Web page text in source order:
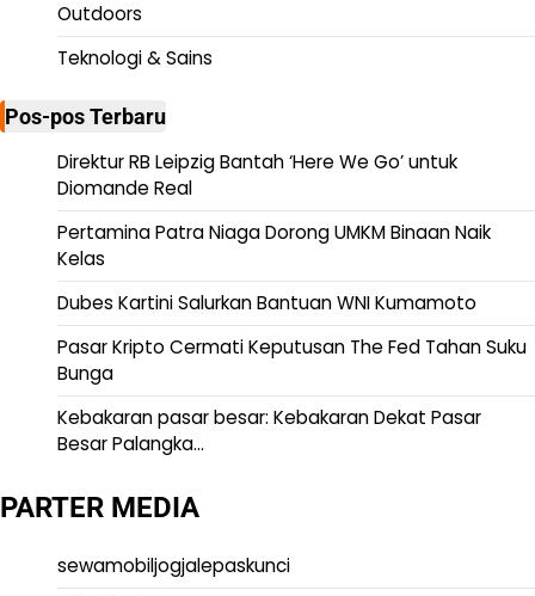
Outdoors
Teknologi & Sains
Pos-pos Terbaru
Direktur RB Leipzig Bantah ‘Here We Go’ untuk
Diomande Real
Pertamina Patra Niaga Dorong UMKM Binaan Naik
Kelas
Dubes Kartini Salurkan Bantuan WNI Kumamoto
Pasar Kripto Cermati Keputusan The Fed Tahan Suku
Bunga
Kebakaran pasar besar: Kebakaran Dekat Pasar
Besar Palangka…
PARTER MEDIA
sewamobiljogjalepaskunci